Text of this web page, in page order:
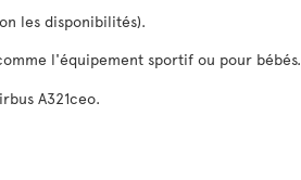
les disponibilités).
l'équipement sportif ou pour bébés.
A321ceo.